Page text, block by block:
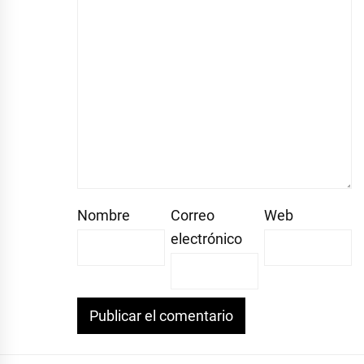
Nombre
Correo
electrónico
Web